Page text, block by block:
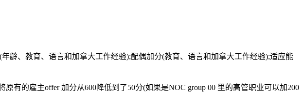
年龄、教育、语言和加拿大工作经验);配偶加分(教育、语言和加拿大工作经验);适应能
原有的雇主offer 加分从600降低到了50分(如果是NOC group 00 里的高管职业可以加200